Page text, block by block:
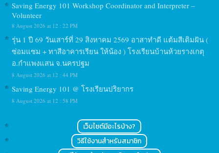
Saving Energy 101 Workshop Coordinator and Interpreter –
Volunteer
8 August 2026 at 12 : 22 PM
รุ่น 1 ปี 69 วันเสาร์ที่ 29 สิงหาคม 2569 อาสาทำดี แต้มสีเติมฝัน (
ซ่อมแซม + ทาสีอาคารเรียน ให้น้อง ) โรงเรียนบ้านห้วยรางเกตุ
อ.กำแพงแสน จ.นครปฐม
8 August 2026 at 12 : 44 PM
Saving Energy 101 @ โรงเรียนปริยากร
8 August 2026 at 12 : 58 PM
เว็บไซต์มีอะไรบ้าง?
วิธีใช้งานสำหรับสมาชิก